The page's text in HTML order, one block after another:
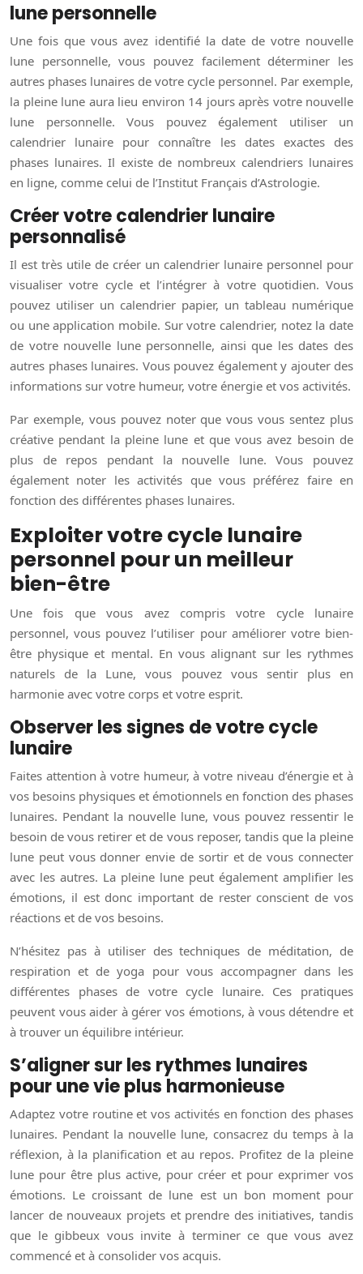
lune personnelle
Une fois que vous avez identifié la date de votre nouvelle
lune personnelle, vous pouvez facilement déterminer les
autres phases lunaires de votre cycle personnel. Par exemple,
la pleine lune aura lieu environ 14 jours après votre nouvelle
lune personnelle. Vous pouvez également utiliser un
calendrier lunaire pour connaître les dates exactes des
phases lunaires. Il existe de nombreux calendriers lunaires
en ligne, comme celui de l’Institut Français d’Astrologie.
Créer votre calendrier lunaire
personnalisé
Il est très utile de créer un calendrier lunaire personnel pour
visualiser votre cycle et l’intégrer à votre quotidien. Vous
pouvez utiliser un calendrier papier, un tableau numérique
ou une application mobile. Sur votre calendrier, notez la date
de votre nouvelle lune personnelle, ainsi que les dates des
autres phases lunaires. Vous pouvez également y ajouter des
informations sur votre humeur, votre énergie et vos activités.
Par exemple, vous pouvez noter que vous vous sentez plus
créative pendant la pleine lune et que vous avez besoin de
plus de repos pendant la nouvelle lune. Vous pouvez
également noter les activités que vous préférez faire en
fonction des différentes phases lunaires.
Exploiter votre cycle lunaire
personnel pour un meilleur
bien-être
Une fois que vous avez compris votre cycle lunaire
personnel, vous pouvez l’utiliser pour améliorer votre bien-
être physique et mental. En vous alignant sur les rythmes
naturels de la Lune, vous pouvez vous sentir plus en
harmonie avec votre corps et votre esprit.
Observer les signes de votre cycle
lunaire
Faites attention à votre humeur, à votre niveau d’énergie et à
vos besoins physiques et émotionnels en fonction des phases
lunaires. Pendant la nouvelle lune, vous pouvez ressentir le
besoin de vous retirer et de vous reposer, tandis que la pleine
lune peut vous donner envie de sortir et de vous connecter
avec les autres. La pleine lune peut également amplifier les
émotions, il est donc important de rester conscient de vos
réactions et de vos besoins.
N’hésitez pas à utiliser des techniques de méditation, de
respiration et de yoga pour vous accompagner dans les
différentes phases de votre cycle lunaire. Ces pratiques
peuvent vous aider à gérer vos émotions, à vous détendre et
à trouver un équilibre intérieur.
S’aligner sur les rythmes lunaires
pour une vie plus harmonieuse
Adaptez votre routine et vos activités en fonction des phases
lunaires. Pendant la nouvelle lune, consacrez du temps à la
réflexion, à la planification et au repos. Profitez de la pleine
lune pour être plus active, pour créer et pour exprimer vos
émotions. Le croissant de lune est un bon moment pour
lancer de nouveaux projets et prendre des initiatives, tandis
que le gibbeux vous invite à terminer ce que vous avez
commencé et à consolider vos acquis.